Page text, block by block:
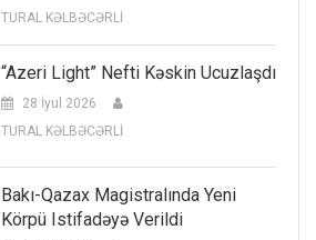
TURAL KƏLBƏCƏRLİ
“Azeri Light” Nefti Kəskin Ucuzlaşdı
28 İyul 2026
TURAL KƏLBƏCƏRLİ
Bakı-Qazax Magistralında Yeni
Körpü Istifadəyə Verildi